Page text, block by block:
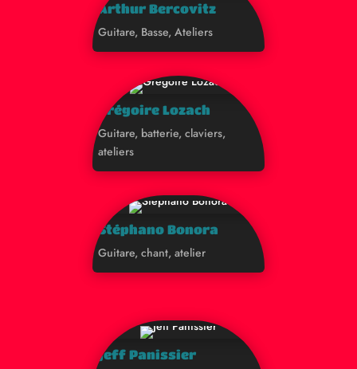
Arthur Bercovitz
Guitare, Basse, Ateliers
Grégoire Lozach
Guitare, batterie, claviers,
ateliers
Stéphano Bonora
Guitare, chant, atelier
Jeff Panissier